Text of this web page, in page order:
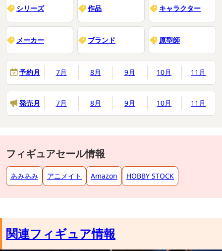
シリーズ 作品 キャラクター
メーカー ブランド 原型師
予約月 7月 8月 9月 10月 11月
発売月 7月 8月 9月 10月 11月
フィギュアセール情報
あみあみ アニメイト Amazon HOBBY STOCK
関連フィギュア情報